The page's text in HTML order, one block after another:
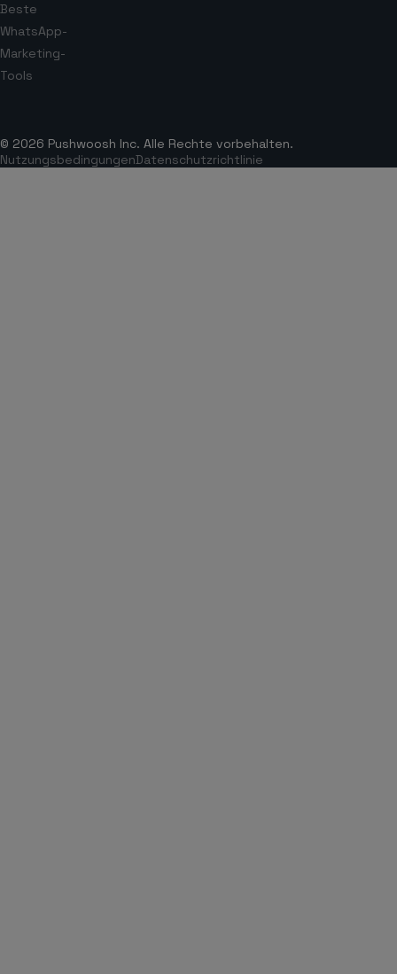
Beste
WhatsApp-
Marketing-
Tools
© 2026 Pushwoosh Inc. Alle Rechte vorbehalten.
NutzungsbedingungenDatenschutzrichtlinie